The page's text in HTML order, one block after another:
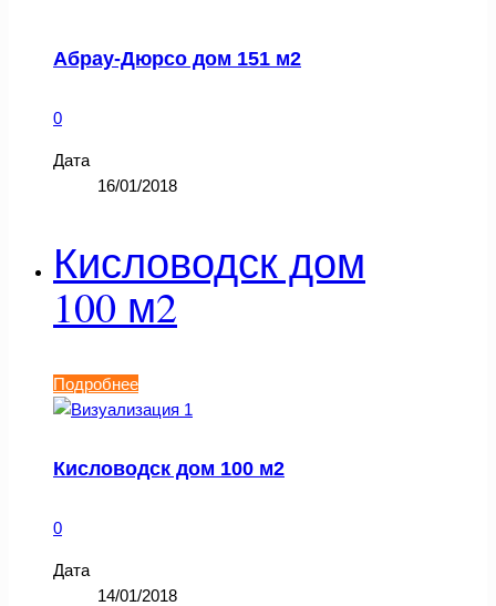
Абрау-Дюрсо дом 151 м2
0
Дата
16/01/2018
Кисловодск дом
100 м2
Подробнее
Кисловодск дом 100 м2
0
Дата
14/01/2018